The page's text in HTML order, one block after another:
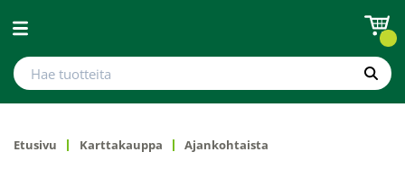
Avaa valikko
Hae tuotteita
Hae
Etusivu Karttakauppa Ajankohtaista